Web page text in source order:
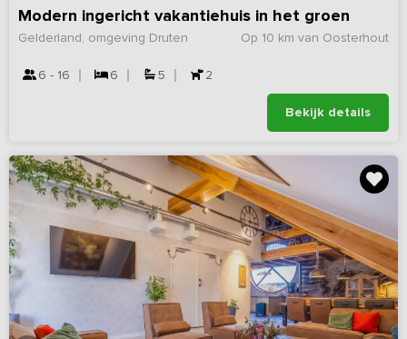
Modern ingericht vakantiehuis in het groen
Op 10 km van Oosterhout
Gelderland, omgeving Druten
6 - 16 6 5 2
Bekijk details